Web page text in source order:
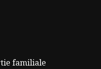
familiale